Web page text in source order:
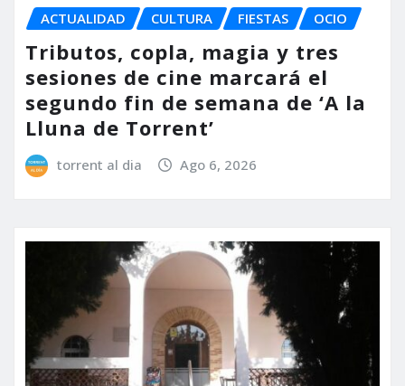
ACTUALIDAD CULTURA FIESTAS OCIO
Tributos, copla, magia y tres
sesiones de cine marcará el
segundo fin de semana de ‘A la
Lluna de Torrent’
torrent al dia Ago 6, 2026